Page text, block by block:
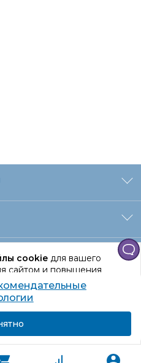
cookieдля вашего
сайтом и повышения
сайта, вы даете
персональных данных